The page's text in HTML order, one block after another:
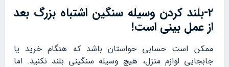
۲-بلند کردن وسیله سنگین اشتباه بزرگ بعد
از عمل بینی است!
ممکن است حسابی حواستان باشد که هنگام خرید یا
جابجایی لوازم منزل، هیچ وسیله سنگینی بلند نکنید. اما